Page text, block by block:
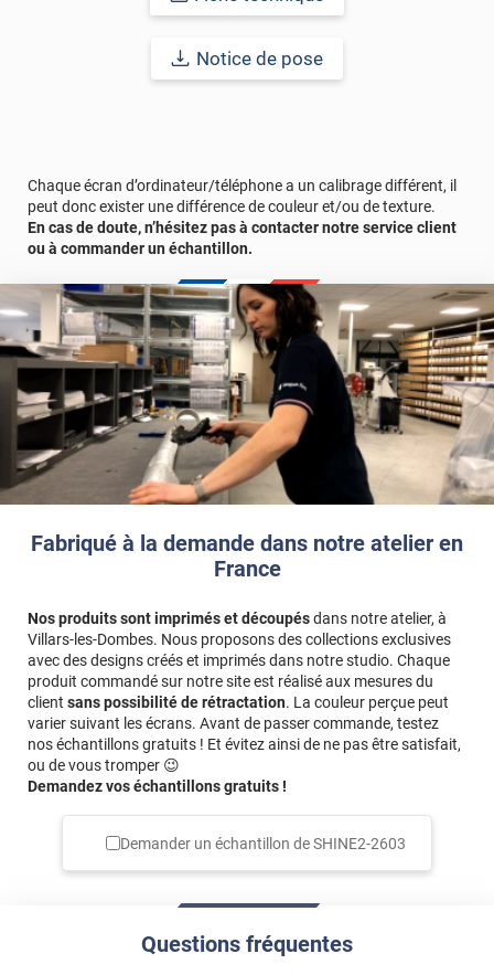
Fabriqué à la demande dans notre atelier en
France
Nos produits sont imprimés et découpésdans notre atelier, à
Villars-les-Dombes. Nous proposons des collections exclusives
avec des designs créés et imprimés dans notre studio. Chaque
produit commandé sur notre site est réalisé aux mesures du
client sans possibilité de rétractation. La couleur perçue peut
varier suivant les écrans. Avant de passer commande, testez
nos échantillons gratuits ! Et évitez ainsi de ne pas être satisfait,
ou de vous tromper 😉
Demandez vos échantillons gratuits !
Demander un échantillon deSHINE2-2603
Questions fréquentes
: 10 ans en pose intérieur (anti craquèlement,
Afin de vous rendre compte de la qualité et de son rendu
Notice de pose
Chaque écran d’ordinateur/téléphone a un calibrage différent, il
peut donc exister une différence de couleur et/ou de texture.
En cas de doute, n’hésitez pas à contacter notre service client
ou à commander un échantillon.